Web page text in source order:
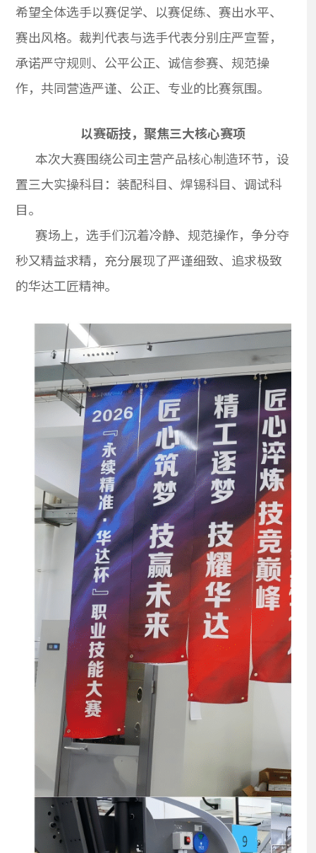
希望全体选手以赛促学、以赛促练、赛出水平、
赛出风格。裁判代表与选手代表分别庄严宣誓，
承诺严守规则、公平公正、诚信参赛、规范操
作，共同营造严谨、公正、专业的比赛氛围。
以赛砺技，聚焦三大核心赛项
本次大赛围绕公司主营产品核心制造环节，设
置三大实操科目：装配科目、焊锡科目、调试科
目。
赛场上，选手们沉着冷静、规范操作，争分夺
秒又精益求精，充分展现了严谨细致、追求极致
的华达工匠精神。